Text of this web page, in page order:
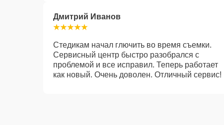
Дмитрий Иванов
Стедикам начал глючить во время съемки.
Сервисный центр быстро разобрался с
проблемой и все исправил. Теперь работает
как новый. Очень доволен. Отличный сервис!